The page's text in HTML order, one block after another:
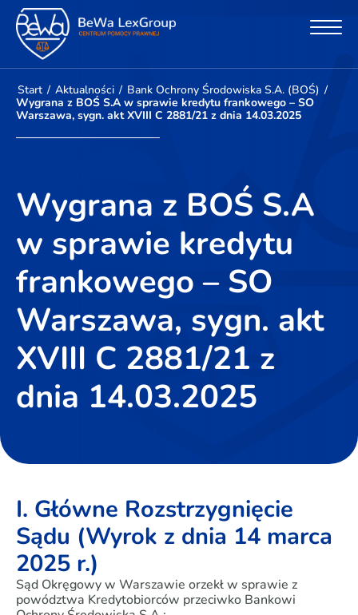
Start / Aktualności / Bank Ochrony Środowiska S.A. (BOŚ) /
Wygrana z BOŚ S.A w sprawie kredytu frankowego – SO
Warszawa, sygn. akt XVIII C 2881/21 z dnia 14.03.2025
Wygrana z BOŚ S.A
w sprawie kredytu
frankowego – SO
Warszawa, sygn. akt
XVIII C 2881/21 z
dnia 14.03.2025
I. Główne Rozstrzygnięcie
Sądu (Wyrok z dnia 14 marca
2025 r.)
Sąd Okręgowy w Warszawie orzekł w sprawie z
powództwa Kredytobiorców przeciwko Bankowi